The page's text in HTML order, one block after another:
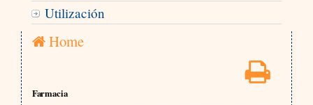
Utilización
Home
Farmacia